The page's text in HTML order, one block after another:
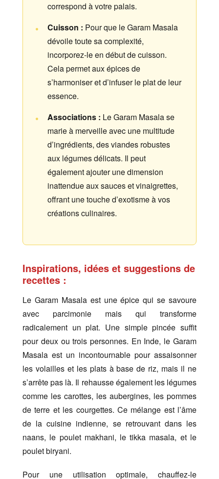
correspond à votre palais.
Cuisson : Pour que le Garam Masala
dévoile toute sa complexité,
incorporez-le en début de cuisson.
Cela permet aux épices de
s’harmoniser et d’infuser le plat de leur
essence.
Associations : Le Garam Masala se
marie à merveille avec une multitude
d’ingrédients, des viandes robustes
aux légumes délicats. Il peut
également ajouter une dimension
inattendue aux sauces et vinaigrettes,
offrant une touche d’exotisme à vos
créations culinaires.
Inspirations, idées et suggestions de
recettes :
Le Garam Masala est une épice qui se savoure
avec parcimonie mais qui transforme
radicalement un plat. Une simple pincée suffit
pour deux ou trois personnes. En Inde, le Garam
Masala est un incontournable pour assaisonner
les volailles et les plats à base de riz, mais il ne
s’arrête pas là. Il rehausse également les légumes
comme les carottes, les aubergines, les pommes
de terre et les courgettes. Ce mélange est l’âme
de la cuisine indienne, se retrouvant dans les
naans, le poulet makhani, le tikka masala, et le
poulet biryani.
Pour une utilisation optimale, chauffez-le